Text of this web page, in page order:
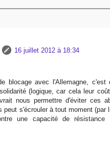
16 juillet 2012 à 18:34
blocage avec l'Allemagne,
(logique, car cela leur
nous permettre d'éviter ces
peut s'écrouler à tout moment (par
une capacité de